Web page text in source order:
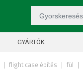
GYÁRTÓK
| flight case építés | fül |